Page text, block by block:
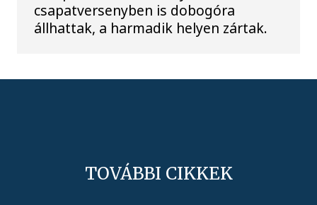
csapatversenyben is dobogóra
állhattak, a harmadik helyen zártak.
TOVÁBBI CIKKEK